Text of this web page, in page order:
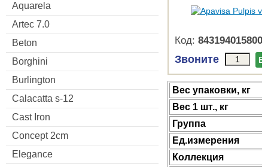
Aquarela
Artec 7.0
Beton
Borghini
Burlington
Calacatta s-12
Cast Iron
Concept 2cm
Elegance
Код: 8431940158001
Звоните В
Веc упаковки, кг
Вес 1 шт., кг
Группа
Ед.измерения
Коллекция